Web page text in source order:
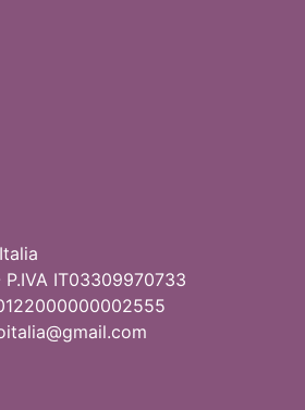
IT03309970733